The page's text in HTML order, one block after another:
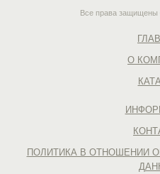
Все права
О
ПОЛИТИКА В ОТНОШЕНИИ